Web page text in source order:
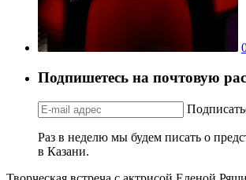
Подпишетесь на почтовую
Раз в неделю мы будем писать о
в Казани.